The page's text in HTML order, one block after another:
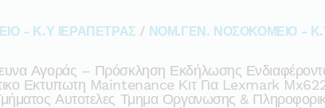
- Κ.Υ ΙΕΡΑΠΕΤΡΑΣ / ΝΟΜ.ΓΕΝ. ΝΟΣΟΚΟΜΕΙΟ -
Αγοράς – Πρόσκληση Εκδήλωσης
Εκτυπωτη Maintenance Κιτ Για Lexmark
Αυτοτελες Τμημα Οργανωσης &